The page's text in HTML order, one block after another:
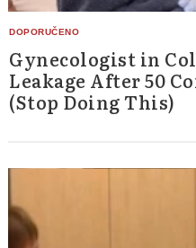
Gynecologist in
Leakage After 50
(Stop Doing This)